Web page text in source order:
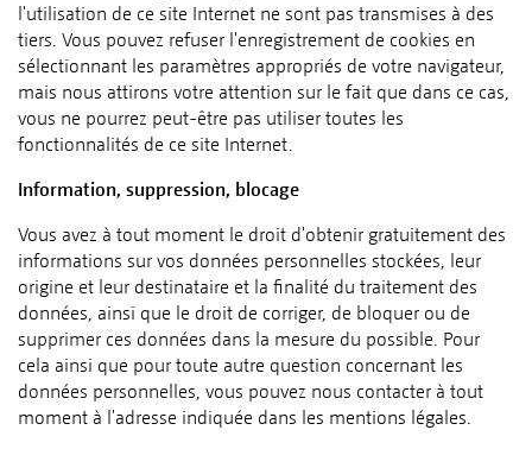
l'utilisation de ce site Internet ne sont pas transmises à des
tiers. Vous pouvez refuser l'enregistrement de cookies en
sélectionnant les paramètres appropriés de votre navigateur,
mais nous attirons votre attention sur le fait que dans ce cas,
vous ne pourrez peut-être pas utiliser toutes les
fonctionnalités de ce site Internet.
Information, suppression, blocage
Vous avez à tout moment le droit d'obtenir gratuitement des
informations sur vos données personnelles stockées, leur
origine et leur destinataire et la finalité du traitement des
données, ainsi que le droit de corriger, de bloquer ou de
supprimer ces données dans la mesure du possible. Pour
cela ainsi que pour toute autre question concernant les
données personnelles, vous pouvez nous contacter à tout
moment à l'adresse indiquée dans les mentions légales.